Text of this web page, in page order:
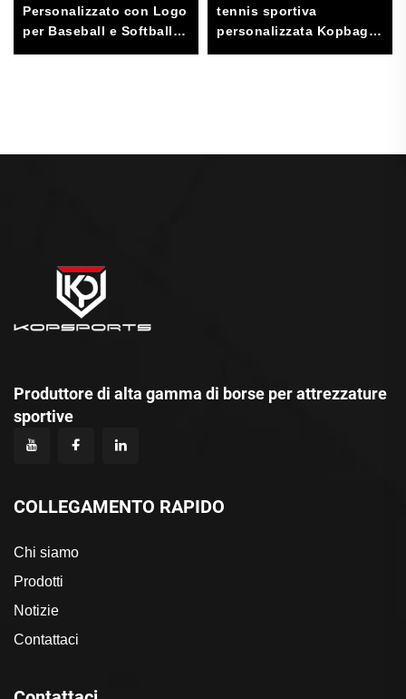
Personalizzato con Logo
per Baseball e Softball
con Ampio Scomparto
tennis sportiva
personalizzata Kopbags,
zaino in poliestere
Produttore di alta gamma di borse per attrezzature
sportive
COLLEGAMENTO RAPIDO
Chi siamo
Prodotti
Notizie
Contattaci